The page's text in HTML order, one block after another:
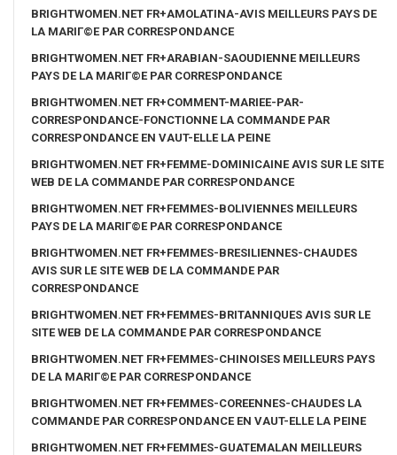
BRIGHTWOMEN.NET FR+AMOLATINA-AVIS MEILLEURS PAYS DE
LA MARIГ©E PAR CORRESPONDANCE
BRIGHTWOMEN.NET FR+ARABIAN-SAOUDIENNE MEILLEURS
PAYS DE LA MARIГ©E PAR CORRESPONDANCE
BRIGHTWOMEN.NET FR+COMMENT-MARIEE-PAR-
CORRESPONDANCE-FONCTIONNE LA COMMANDE PAR
CORRESPONDANCE EN VAUT-ELLE LA PEINE
BRIGHTWOMEN.NET FR+FEMME-DOMINICAINE AVIS SUR LE SITE
WEB DE LA COMMANDE PAR CORRESPONDANCE
BRIGHTWOMEN.NET FR+FEMMES-BOLIVIENNES MEILLEURS
PAYS DE LA MARIГ©E PAR CORRESPONDANCE
BRIGHTWOMEN.NET FR+FEMMES-BRESILIENNES-CHAUDES
AVIS SUR LE SITE WEB DE LA COMMANDE PAR
CORRESPONDANCE
BRIGHTWOMEN.NET FR+FEMMES-BRITANNIQUES AVIS SUR LE
SITE WEB DE LA COMMANDE PAR CORRESPONDANCE
BRIGHTWOMEN.NET FR+FEMMES-CHINOISES MEILLEURS PAYS
DE LA MARIГ©E PAR CORRESPONDANCE
BRIGHTWOMEN.NET FR+FEMMES-COREENNES-CHAUDES LA
COMMANDE PAR CORRESPONDANCE EN VAUT-ELLE LA PEINE
BRIGHTWOMEN.NET FR+FEMMES-GUATEMALAN MEILLEURS